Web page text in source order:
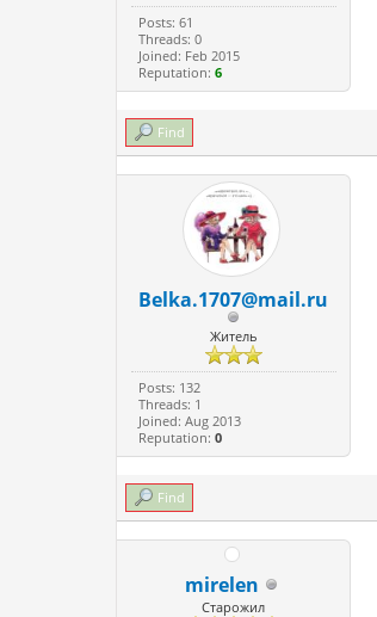
Posts: 61
Threads: 0
Joined: Feb 2015
Reputation: 6
Find
Belka.1707@mail.ru
Житель
Posts: 132
Threads: 1
Joined: Aug 2013
Reputation: 0
Find
mirelen
Старожил